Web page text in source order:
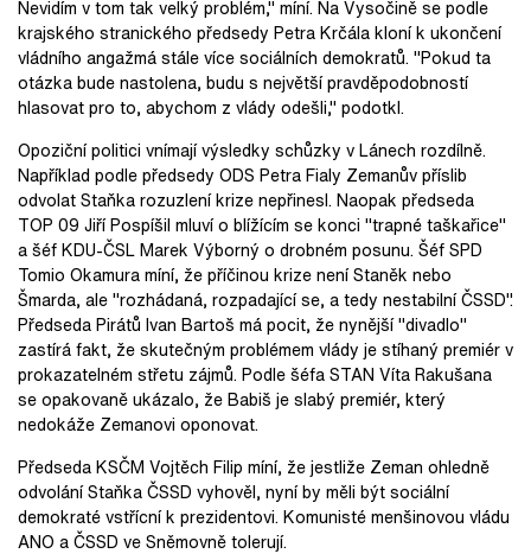
Nevidím v tom tak velký problém," míní. Na Vysočině se podle
krajského stranického předsedy Petra Krčála kloní k ukončení
vládního angažmá stále více sociálních demokratů. "Pokud ta
otázka bude nastolena, budu s největší pravděpodobností
hlasovat pro to, abychom z vlády odešli," podotkl.
Opoziční politici vnímají výsledky schůzky v Lánech rozdílně.
Například podle předsedy ODS Petra Fialy Zemanův příslib
odvolat Staňka rozuzlení krize nepřinesl. Naopak předseda
TOP 09 Jiří Pospíšil mluví o blížícím se konci "trapné taškařice"
a šéf KDU-ČSL Marek Výborný o drobném posunu. Šéf SPD
Tomio Okamura míní, že příčinou krize není Staněk nebo
Šmarda, ale "rozhádaná, rozpadající se, a tedy nestabilní ČSSD".
Předseda Pirátů Ivan Bartoš má pocit, že nynější "divadlo"
zastírá fakt, že skutečným problémem vlády je stíhaný premiér v
prokazatelném střetu zájmů. Podle šéfa STAN Víta Rakušana
se opakovaně ukázalo, že Babiš je slabý premiér, který
nedokáže Zemanovi oponovat.
Předseda KSČM Vojtěch Filip míní, že jestliže Zeman ohledně
odvolání Staňka ČSSD vyhověl, nyní by měli být sociální
demokraté vstřícní k prezidentovi. Komunisté menšinovou vládu
ANO a ČSSD ve Sněmovně tolerují.